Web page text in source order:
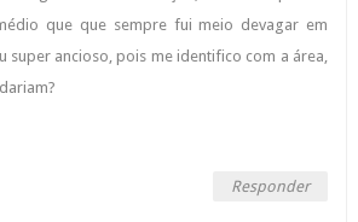
que que sempre fui meio devagar em
super ancioso, pois me identifico com a área,
Responder